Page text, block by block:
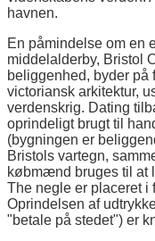
havnen.
En påmindelse om en
middelalderby, Bristol
beliggenhed, byder på
victoriansk arkitektur,
verdenskrig. Dating
oprindeligt brugt til
(bygningen er
Bristols vartegn,
købmænd bruges til at
The negle er placeret i
Oprindelsen af
"betale på stedet") er